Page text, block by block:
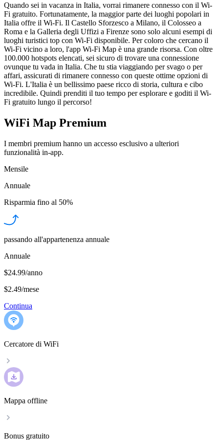
Quando sei in vacanza in Italia, vorrai rimanere connesso con il Wi-
Fi gratuito. Fortunatamente, la maggior parte dei luoghi popolari in
Italia offre il Wi-Fi. Il Castello Sforzesco a Milano, il Colosseo a
Roma e la Galleria degli Uffizi a Firenze sono solo alcuni esempi di
luoghi turistici top con Wi-Fi disponibile. Per coloro che cercano il
Wi-Fi vicino a loro, l'app Wi-Fi Map è una grande risorsa. Con oltre
100.000 hotspots elencati, sei sicuro di trovare una connessione
ovunque tu vada in Italia. Che tu stia viaggiando per svago o per
affari, assicurati di rimanere connesso con queste ottime opzioni di
Wi-Fi. L'Italia è un bellissimo paese ricco di storia, cultura e cibo
incredibile. Quindi prenditi il ​​tuo tempo per esplorare e goditi il Wi-
Fi gratuito lungo il percorso!
WiFi Map Premium
I membri premium hanno un accesso esclusivo a ulteriori
funzionalità in-app.
Mensile
Annuale
Risparmia fino al 50%
passando all'appartenenza annuale
Annuale
$24.99/anno
$2.49/mese
Continua
Cercatore di WiFi
Mappa offline
Bonus gratuito